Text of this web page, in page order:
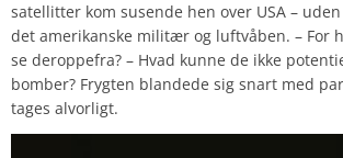
satellitter kom susende hen over USA –
det amerikanske militær og luftvåben. – For
se deroppefra? – Hvad kunne de ikke
bomber? Frygten blandede sig snart med
tages alvorligt.